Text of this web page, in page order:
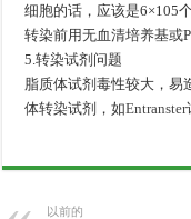
细胞的话，应该是6×105
转染前用无血清培养基或
5.转染试剂问题
脂质体试剂毒性较大，易
体转染试剂，如Entranster
以前的